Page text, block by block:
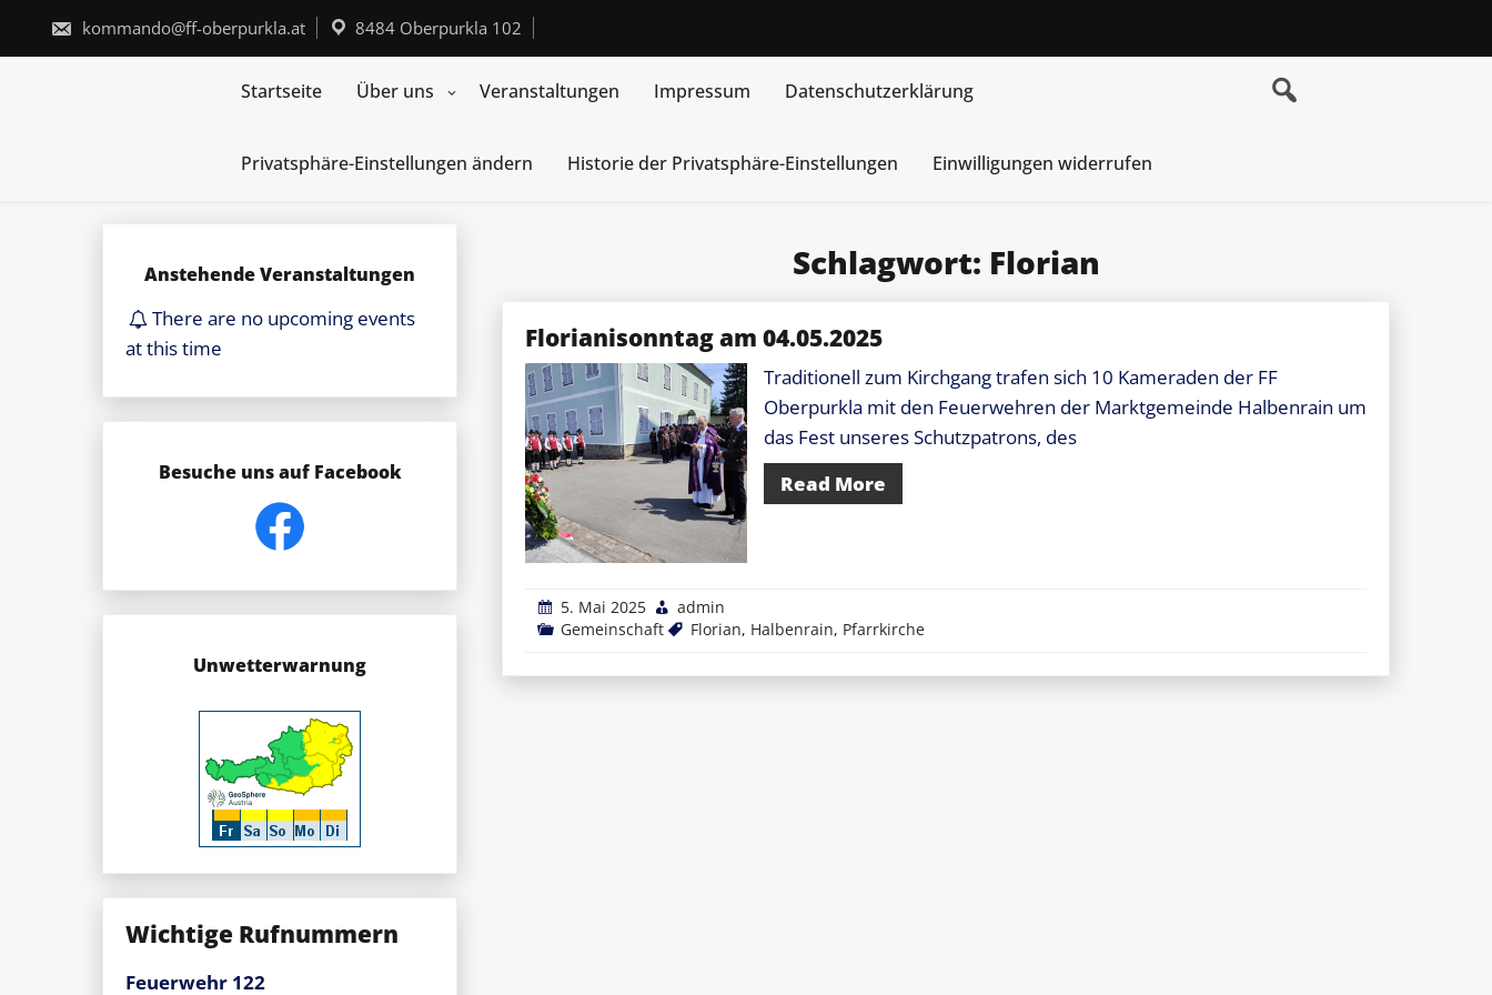
content
kommando@ff-oberpurkla.at 8484 Oberpurkla 102
Startseite Über uns Veranstaltungen Impressum Datenschutzerklärung
Privatsphäre-Einstellungen ändern Historie der Privatsphäre-Einstellungen Einwilligungen widerrufen
Schlagwort: Florian
Florianisonntag am 04.05.2025
Traditionell zum Kirchgang trafen sich 10 Kameraden der FF
Oberpurkla mit den Feuerwehren der Marktgemeinde Halbenrain um
das Fest unseres Schutzpatrons, des
Read More
5. Mai 2025
admin
Gemeinschaft
Florian, Halbenrain, Pfarrkirche
Anstehende Veranstaltungen
There are no upcoming events
at this time
Besuche uns auf Facebook
Unwetterwarnung
Wichtige Rufnummern
Feuerwehr 122